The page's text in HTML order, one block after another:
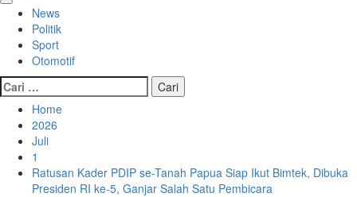
Primary
Menu
News
Politik
Sport
Otomotif
Cari
untuk:
Home
2026
Juli
1
Ratusan Kader PDIP se-Tanah Papua Siap Ikut Bimtek, Dibuka
Presiden RI ke-5, Ganjar Salah Satu Pembicara